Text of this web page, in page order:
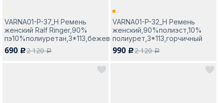
VARNA01-P-37_Н Ремень
женский Ralf Ringer,90%
пэ10%полиуретан,3*113,бежевый
690 c2 120a
VARNA01-P-32_Н Ремень
женский,90%полиэст,10%
полиурет,3*113,горчичный
990 c2 120a